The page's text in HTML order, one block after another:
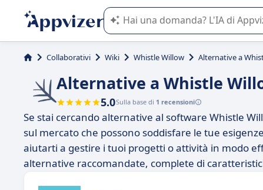
L'IA di Appvizer vi guida nell'utilizzo
Collaborativi Wiki Whistle Willow Alternative a
Alternative a Whistle
5.0Sulla base di 1 recensioni
Se stai cercando alternative al software Whistle
sul mercato che possono soddisfare le tue
aiutarti a gestire i tuoi progetti o attività in modo
alternative raccomandate, complete di